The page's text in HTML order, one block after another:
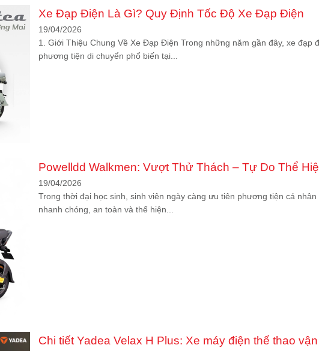
Xe Đạp Điện Là Gì? Quy Định Tốc Độ Xe Đạp Điện
19/04/2026
1. Giới Thiệu Chung Về Xe Đạp Điện Trong những năm gần đây, xe đạp
phương tiện di chuyển phổ biến tại...
Powelldd Walkmen: Vượt Thử Thách – Tự Do Thể
19/04/2026
Trong thời đại học sinh, sinh viên ngày càng ưu tiên phương tiện cá nhân
nhanh chóng, an toàn và thể hiện...
Chi tiết Yadea Velax H Plus: Xe máy điện thể thao